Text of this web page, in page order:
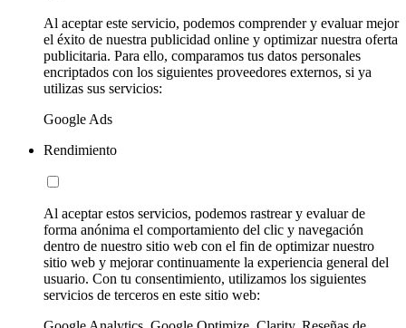
Al aceptar este servicio, podemos comprender y evaluar mejor
el éxito de nuestra publicidad online y optimizar nuestra oferta
publicitaria. Para ello, comparamos tus datos personales
encriptados con los siguientes proveedores externos, si ya
utilizas sus servicios:
Google Ads
Rendimiento
Al aceptar estos servicios, podemos rastrear y evaluar de
forma anónima el comportamiento del clic y navegación
dentro de nuestro sitio web con el fin de optimizar nuestro
sitio web y mejorar continuamente la experiencia general del
usuario. Con tu consentimiento, utilizamos los siguientes
servicios de terceros en este sitio web: